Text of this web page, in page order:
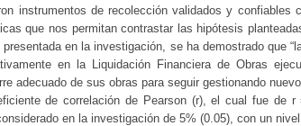
instrumentos de recolección validados y
que nos permitan contrastar las hipótesis
en la investigación, se ha demostrado que
en la Liquidación Financiera de Obras
adecuado de sus obras para seguir gestionando
de correlación de Pearson (r), el cual fue de
en la investigación de 5% (0.05), con un